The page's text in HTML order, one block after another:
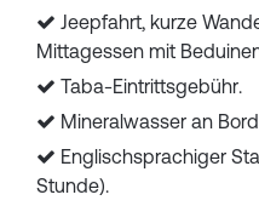
Jeepfahrt, kurze
Mittagessen mit
Taba-Eintrittsgebühr.
Mineralwasser an
Englischsprachiger
Stunde).